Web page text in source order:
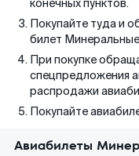
конечных пунктов.
Покупайте туда и
билет
При покупке
спецпредложения
распродажи
Покупайте
Авиабилеты